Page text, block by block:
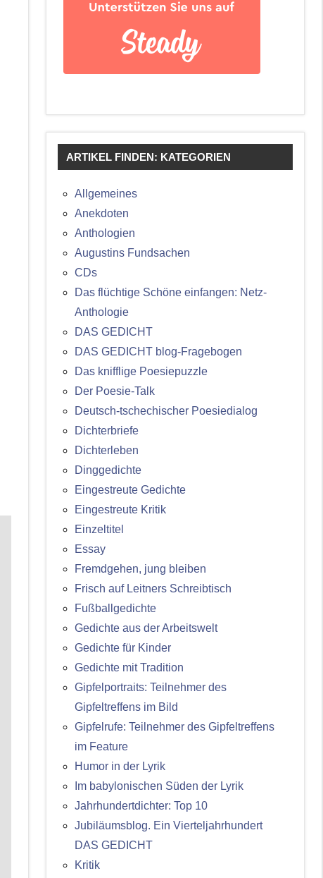
ARTIKEL FINDEN: KATEGORIEN
Allgemeines
Anekdoten
Anthologien
Augustins Fundsachen
CDs
Das flüchtige Schöne einfangen: Netz-
Anthologie
DAS GEDICHT
DAS GEDICHT blog-Fragebogen
Das knifflige Poesiepuzzle
Der Poesie-Talk
Deutsch-tschechischer Poesiedialog
Dichterbriefe
Dichterleben
Dinggedichte
Eingestreute Gedichte
Eingestreute Kritik
Einzeltitel
Essay
Fremdgehen, jung bleiben
Frisch auf Leitners Schreibtisch
Fußballgedichte
Gedichte aus der Arbeitswelt
Gedichte für Kinder
Gedichte mit Tradition
Gipfelportraits: Teilnehmer des
Gipfeltreffens im Bild
Gipfelrufe: Teilnehmer des Gipfeltreffens
im Feature
Humor in der Lyrik
Im babylonischen Süden der Lyrik
Jahrhundertdichter: Top 10
Jubiläumsblog. Ein Vierteljahrhundert
DAS GEDICHT
Kritik